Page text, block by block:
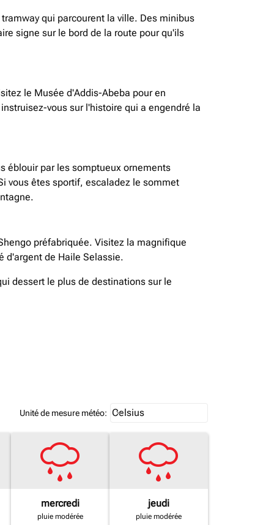
qui parcourent la ville. Des minibus
signe sur le bord de la route pour qu'ils
le Musée d'Addis-Abeba pour en
vous sur l'histoire qui a engendré la
éblouir par les somptueux ornements
vous êtes sportif, escaladez le sommet
préfabriquée. Visitez la magnifique
d'argent de Haile Selassie.
dessert le plus de destinations sur le
Unité de mesure météo: Weather unit option Celsius
Celsius
keyboard_arrow_down
mercredi
pluie modérée
jeudi
pluie modérée